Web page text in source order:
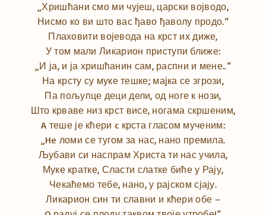
„Хришћани смо ми чујеш, царски војводо,
Нисмо ко ви што вас ђаво ђаволу продо.“
Плаховити војевода на крст их диже,
У том мали Ликарион приступи ближе:
„И ја, и ја хришћанин сам, распни и мене..“
На крсту су муке тешке; мајка се згрози,
Па пољупце деци дели, од ноге к нози,
Што крваве низ крст висе, ногама скршеним,
A теше је кћери c крста гласом мученим:
„He ломи се тугом за нас, нано премила.
Љубави си наспрам Христа ти нас учила,
Муке кратке, Сласти слатке биће у Рају,
Чекаћемо тебе, нано, у рајском сјају.
Ликарион син ти славни и кћери обе –